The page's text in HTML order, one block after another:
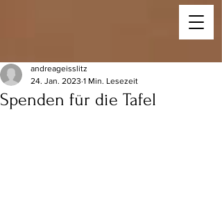
Spenden für die Tafel
andreageisslitz
24. Jan. 2023 1 Min. Lesezeit